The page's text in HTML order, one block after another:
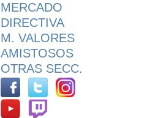
MERCADO
DIRECTIVA
M. VALORES
AMISTOSOS
OTRAS SECC.